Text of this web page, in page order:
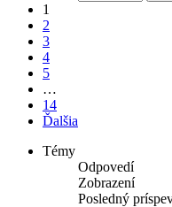
1
2
3
4
5
…
14
Ďalšia
Témy
Odpovedí
Zobrazení
Posledný